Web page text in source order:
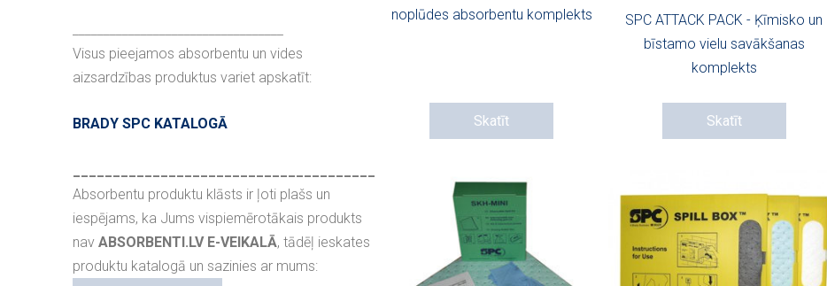
Visus pieejamos absorbentu un vides
aizsardzības produktus variet apskatīt:
BRADY SPC KATALOGĀ
Absorbentu produktu klāsts ir ļoti plašs un
iespējams, ka Jums vispiemērotākais produkts
nav ABSORBENTI.LV E-VEIKALĀ, tādēļ ieskates
produktu katalogā un sazinies ar mums:
noplūdes absorbentu komplekts
Skatīt
SPC ATTACK PACK - Ķīmisko un
bīstamo vielu savākšanas
komplekts
Skatīt